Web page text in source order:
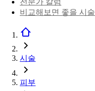
전문가 칼럼
비교해보면 좋을 시술
시술
피부